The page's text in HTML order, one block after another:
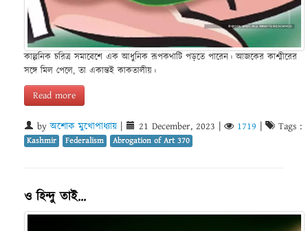
কাল্পনিক চরিত্র সমাবেশে এক আধুনিক রূপকথাটি পড়তে পারেন। আজকের কাশ্মীরের
সঙ্গে মিল পেলে, তা একান্তই কাকতালীয়।
Read more
byঅশোক মুখোপাধ্যায় 21 December, 2023 1719 Tags :
Kashmir Federalism Abrogation of Art 370
ও হিন্দু তাই...